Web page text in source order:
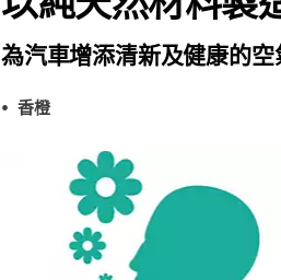
為汽車增添清新及健康的空
香橙